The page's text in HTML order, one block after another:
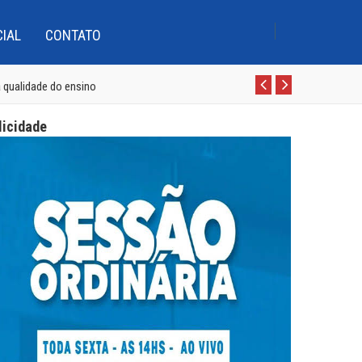
CONTATO
do ensino
com cursistas do Pro-LEEI
mil
Conceição e Assunção
v xt